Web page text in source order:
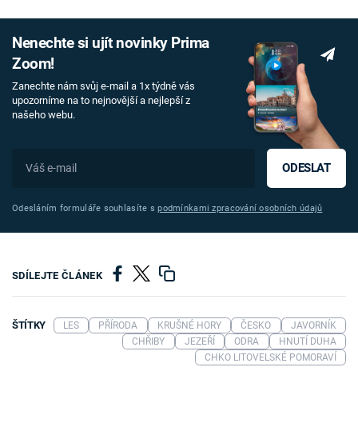
Nenechte si ujít novinky Prima
Zoom!
Zanechte nám svůj e-mail a 1x týdně vás
upozorníme na to nejnovější a nejlepší z
našeho webu.
ODESLAT
Odesláním formuláře souhlasíte spodmínkami zpracování osobních údajů
SDÍLEJTE ČLÁNEK
ŠTÍTKY LES PŘÍRODA KRUŠNÉ HORY ČESKO
JAVORNÍK
CHŘIBY
JEZEŘÍ ODRA
HNUTÍ DUHA
CHKO LITOVELSKÉ POMORAVÍ